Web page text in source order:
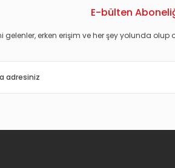
E-bülten
gelenler, erken erişim ve her şey yolunda